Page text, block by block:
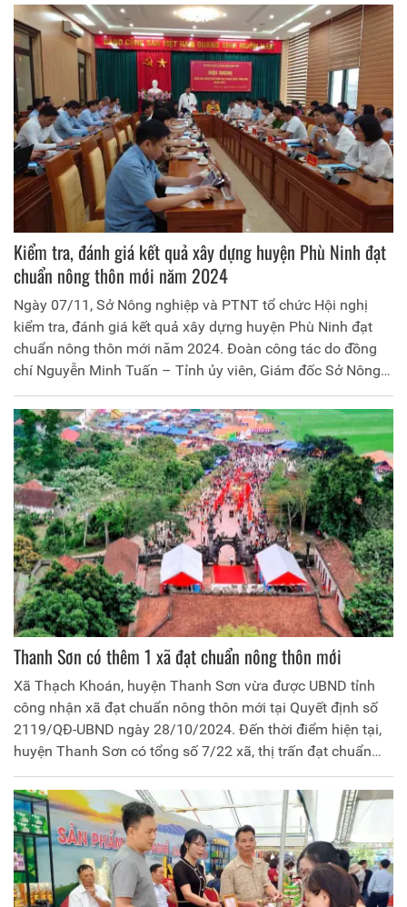
trong thời gian tổ chức Ngày hội văn hóa, thể thao năm
2024 tại huyện Tân Sơn.
Kiểm tra, đánh giá kết quả xây dựng huyện Phù Ninh đạt
chuẩn nông thôn mới năm 2024
Ngày 07/11, Sở Nông nghiệp và PTNT tổ chức Hội nghị
kiểm tra, đánh giá kết quả xây dựng huyện Phù Ninh đạt
chuẩn nông thôn mới năm 2024. Đoàn công tác do đồng
chí Nguyễn Minh Tuấn – Tỉnh ủy viên, Giám đốc Sở Nông
nghiệp và Phát triển nông thôn làm Trưởng đoàn, tham dự
đoàn kiểm tra có các đồng chí là lãnh đạo các sở, ngành
phụ trách các tiêu chí nông thôn mới của tỉnh. Tiếp và làm
việc với đoàn về phía huyện Phù Ninh có đồng chí Nguyễn
Thị Tố Uyên – Tỉnh uỷ viên, Bí thư Huyện uỷ, Chủ tịch
HĐND huyện; đồng chí Nguyễn Hữu Nhật – Phó Bí thư, Chủ
tịch UBND huyện và lãnh đạo các phòng, ban liên quan.
Thanh Sơn có thêm 1 xã đạt chuẩn nông thôn mới
Xã Thạch Khoán, huyện Thanh Sơn vừa được UBND tỉnh
công nhận xã đạt chuẩn nông thôn mới tại Quyết định số
2119/QĐ-UBND ngày 28/10/2024. Đến thời điểm hiện tại,
huyện Thanh Sơn có tổng số 7/22 xã, thị trấn đạt chuẩn
nông thôn mới.